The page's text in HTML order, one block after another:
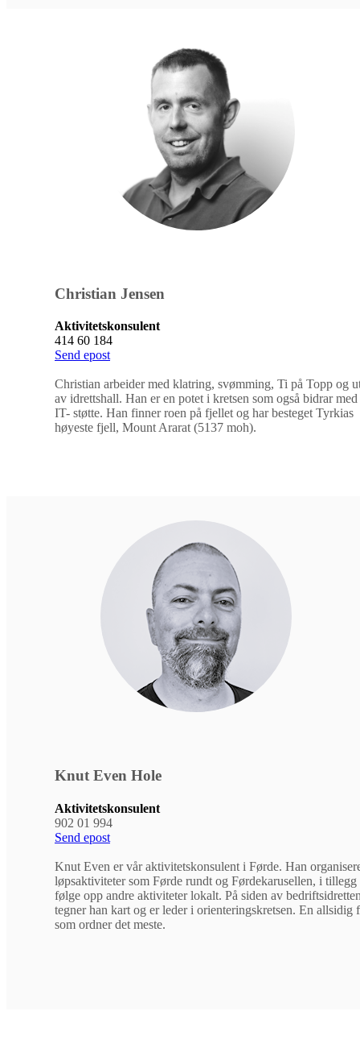
Christian Jensen
Aktivitetskonsulent
414 60 184
Send epost
Christian arbeider med klatring, svømming, Ti på Topp og
av idrettshall. Han er en potet i kretsen som også bidrar
IT- støtte. Han finner roen på fjellet og har besteget Tyrkias
høyeste fjell, Mount Ararat (5137 moh).
Knut Even Hole
Aktivitetskonsulent
902 01 994
Send epost
Knut Even er vår aktivitetskonsulent i Førde. Han
løpsaktiviteter som Førde rundt og Førdekarusellen, i tillegg
følge opp andre aktiviteter lokalt. På siden av
tegner han kart og er leder i orienteringskretsen. En allsidig
som ordner det meste.